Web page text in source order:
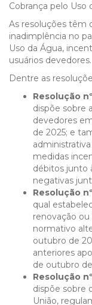
Cobrança pelo Uso
As resoluções têm
inadimplência no
Uso da Água,
usuários devedores.
Dentre as
Resolução
dispõe sobre
devedores
de 2025; e
medidas
débitos junto
negativas
Resolução
qual
renovação
normativo
outubro de
anteriores
de outubro
Resolução
dispõe sobre
União,